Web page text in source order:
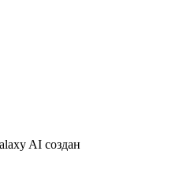
AI создан